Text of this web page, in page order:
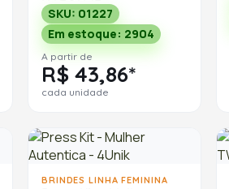
SKU: 01227
Em estoque: 2904
A partir de
R$ 43,86*
cada unidade
BRINDES LINHA FEMININA